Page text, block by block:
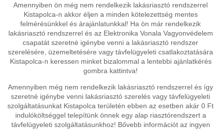
Amennyiben ön még nem rendelkezik lakásriasztó rendszerrel
Kistapolca-n akkor éljen a minden kötelezettség mentes
felmérésünkkel és árajánlatunkkal! Ha ön már rendelkezik
lakásriasztó rendszerrel és az Elektronika Vonala Vagyonvédelem
csapatát szeretné igénybe venni a lakásriasztó rendszer
szerelésére, üzemeltetésére vagy távfelügyeleti csatlakoztatására
Kistapolca-n keressen minket bizalommal a lentebbi ajánlatkérés
gombra kattintva!
Amennyiben még nem rendelkezik lakásriasztó rendszerrel és így
szeretné igénybe venni lakásriasztó szerelés vagy távfelügyeleti
szolgáltatásunkat Kistapolca területén ebben az esetben akár 0 Ft
indulóköltséggel telepítünk önnek egy alap riasztórendszert a
távfelügyeleti szolgáltatásunkhoz! Bővebb információt az ingyen